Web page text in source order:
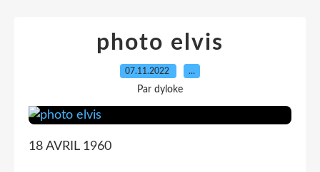
photo elvis
07.11.2022 …
Par dyloke
18 AVRIL 1960